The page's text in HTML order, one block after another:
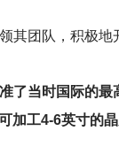
其团队，积极地
了当时国际的最
加工4-6英寸的晶